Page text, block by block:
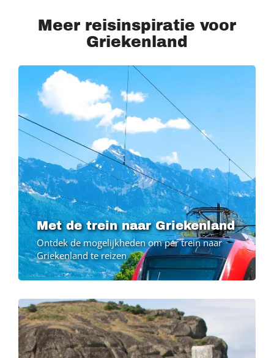
Meer reisinspiratie voor
Griekenland
Met de trein naar Griekenland
Ontdek de mogelijkheden om per trein naar
Griekenland te reizen